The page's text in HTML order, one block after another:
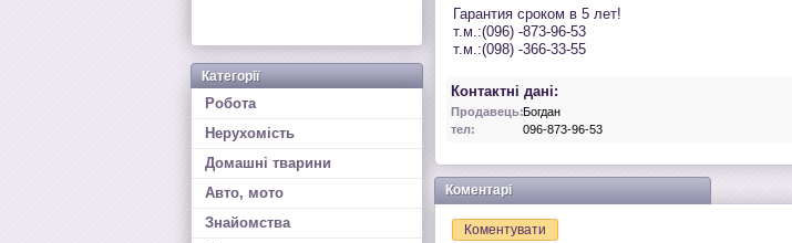
Категорії
Робота
Нерухомість
Домашні тварини
Авто, мото
Знайомства
Гарантия сроком в 5 лет!
т.м.:(096) -873-96-53
т.м.:(098) -366-33-55
Контактні дані:
Продавець:Богдан
тел:
096-873-96-53
Коментарі
Коментувати